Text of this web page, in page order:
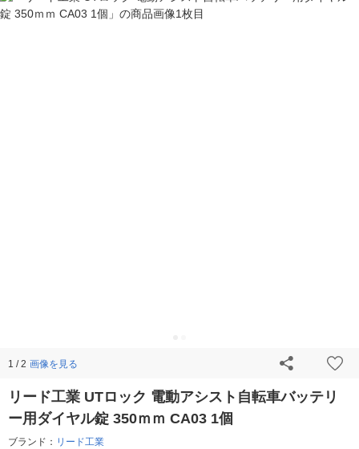
1 / 2 画像を見る
リード工業 UTロック 電動アシスト自転車バッテリ
ー用ダイヤル錠 350ｍｍ CA03 1個
ブランド： リード工業